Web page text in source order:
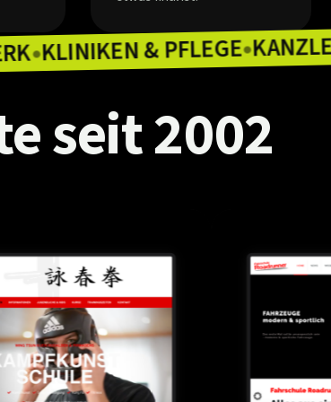
HANDWERK● KLINIKEN &
seit2002